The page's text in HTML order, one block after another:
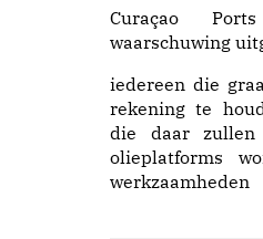
Curaçao
waarschuwing
iedereen die
rekening te
die daar zullen
olieplatforms